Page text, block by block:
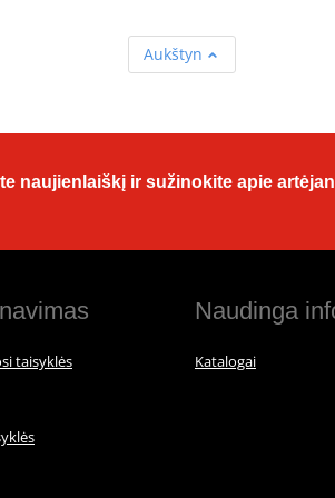
Aukštyn
naujienlaiškį ir sužinokite apie
taisyklės
Naudinga
Katalogai